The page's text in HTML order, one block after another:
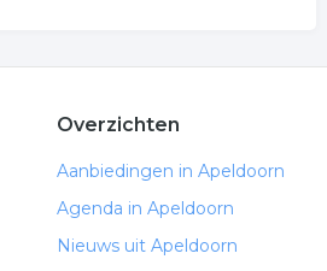
Overzichten
Aanbiedingen in Apeldoorn
Agenda in Apeldoorn
Nieuws uit Apeldoorn